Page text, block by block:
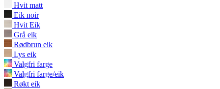
Hvit matt
Eik noir
Hvit Eik
Grå eik
Rødbrun eik
Lys eik
Valgfri farge
Valgfri farge/eik
Røkt eik